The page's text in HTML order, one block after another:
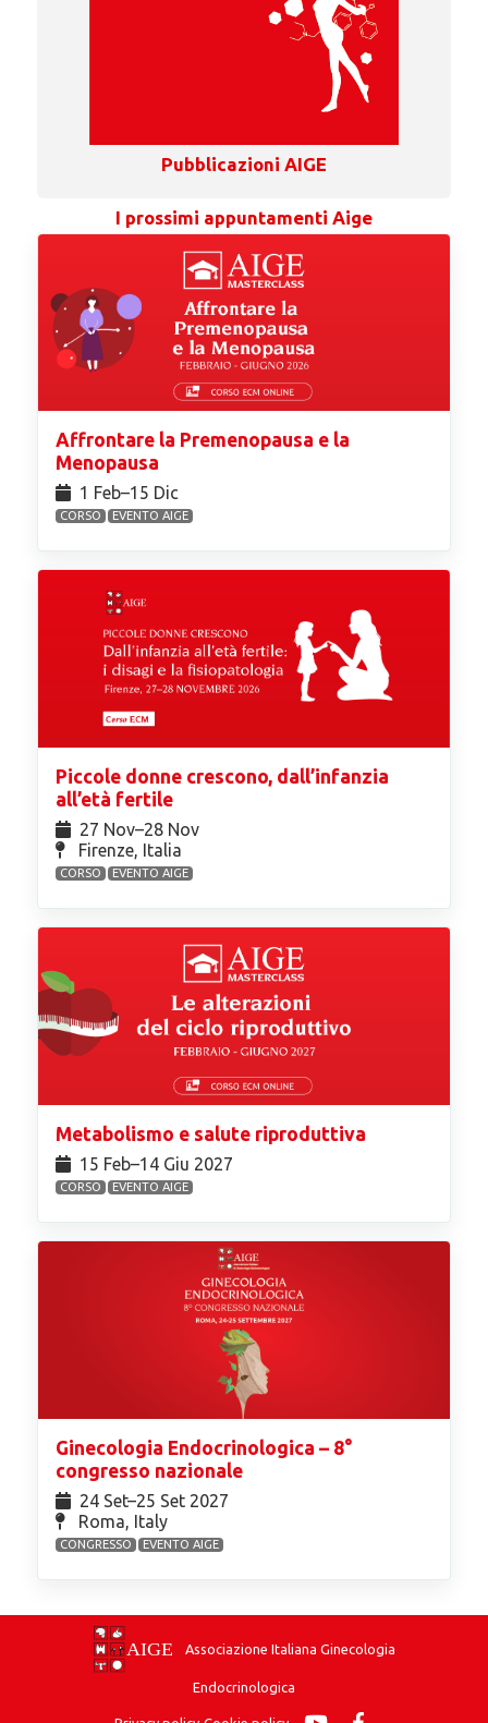
Pubblicazioni AIGE
I prossimi appuntamenti Aige
Affrontare la Premenopausa e la
Menopausa
1 Feb⁠–15 Dic
CORSO EVENTO AIGE
Piccole donne crescono, dall’infanzia
all’età fertile
27 Nov⁠–28 Nov
Firenze, Italia
CORSO EVENTO AIGE
Metabolismo e salute riproduttiva
15 Feb⁠–14 Giu 2027
CORSO EVENTO AIGE
Ginecologia Endocrinologica – 8°
congresso nazionale
24 Set⁠–25 Set 2027
Roma, Italy
CONGRESSO EVENTO AIGE
Associazione Italiana Ginecologia
Endocrinologica